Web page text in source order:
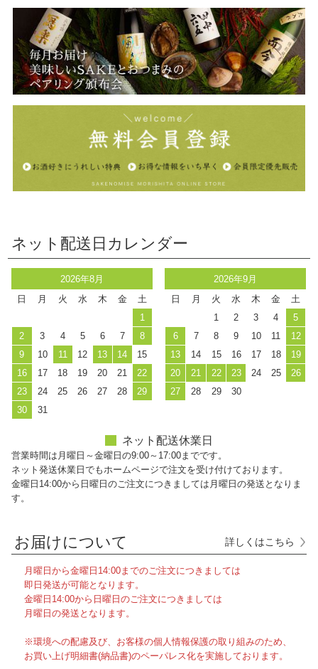
ネット配送日カレンダー
2026年8月
日
月 火 水 木 金
土
1
2
3 4 5 6 7
8
9
10 11 12 13 14
15
16
17 18 19 20 21
22
23
24 25 26 27 28
29
30
31
2026年9月
日
月 火 水 木 金
土
1
2 3 4
5
6
7 8 9 10 11
12
13
14 15 16 17 18
19
20
21 22 23 24 25
26
27
28 29 30
ネット配送休業日
営業時間は月曜日～金曜日の9:00～17:00までです。
ネット発送休業日でもホームページで注文を受け付けております。
金曜日14:00から日曜日のご注文につきましては月曜日の発送となりま
す。
お届けについて 詳しくはこちら
月曜日から金曜日14:00までのご注文につきましては
即日発送が可能となります。
金曜日14:00から日曜日のご注文につきましては
月曜日の発送となります。
※環境への配慮及び、お客様の個人情報保護の取り組みのため、
お買い上げ明細書(納品書)のペーパレス化を実施しております。